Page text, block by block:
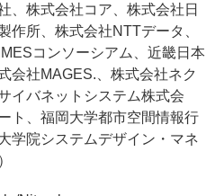
、株式会社コア、株式会社日
作所、株式会社NTTデータ、
コンソーシアム、近畿日本
会社MAGES.、株式会社ネク
イバネットシステム株式会
ト、福岡大学都市空間情報行
学院システムデザイン・マネ